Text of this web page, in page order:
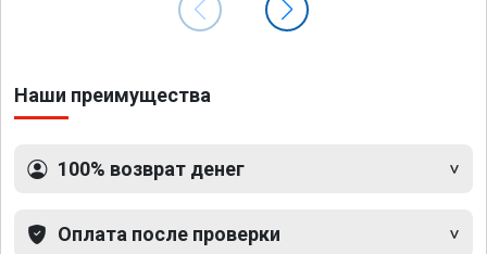
Наши преимущества
100% возврат денег
Оплата после проверки